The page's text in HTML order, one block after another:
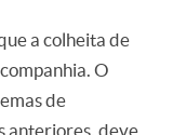
a colheita de
O
de
anteriores, deve